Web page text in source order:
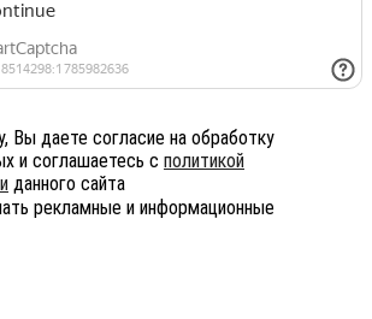
Вы даете согласие на обработку
и соглашаетесь с политикой
данного сайта
рекламные и информационные